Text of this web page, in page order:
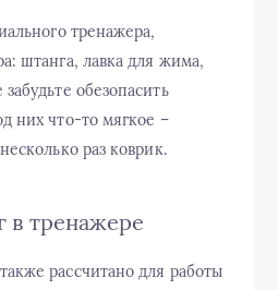
тренажера,
штанга, лавка для жима,
обезопасить
них что-то мягкое –
раз коврик.
в тренажере
рассчитано для работы